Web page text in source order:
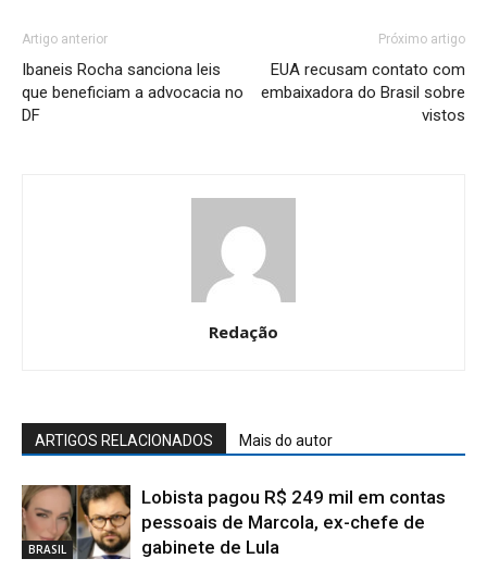
Artigo anterior
Ibaneis Rocha sanciona leis
que beneficiam a advocacia no
DF
Próximo artigo
EUA recusam contato com
embaixadora do Brasil sobre
vistos
Redação
ARTIGOS RELACIONADOS Mais do autor
BRASIL
Lobista pagou R$ 249 mil em contas
pessoais de Marcola, ex-chefe de
gabinete de Lula